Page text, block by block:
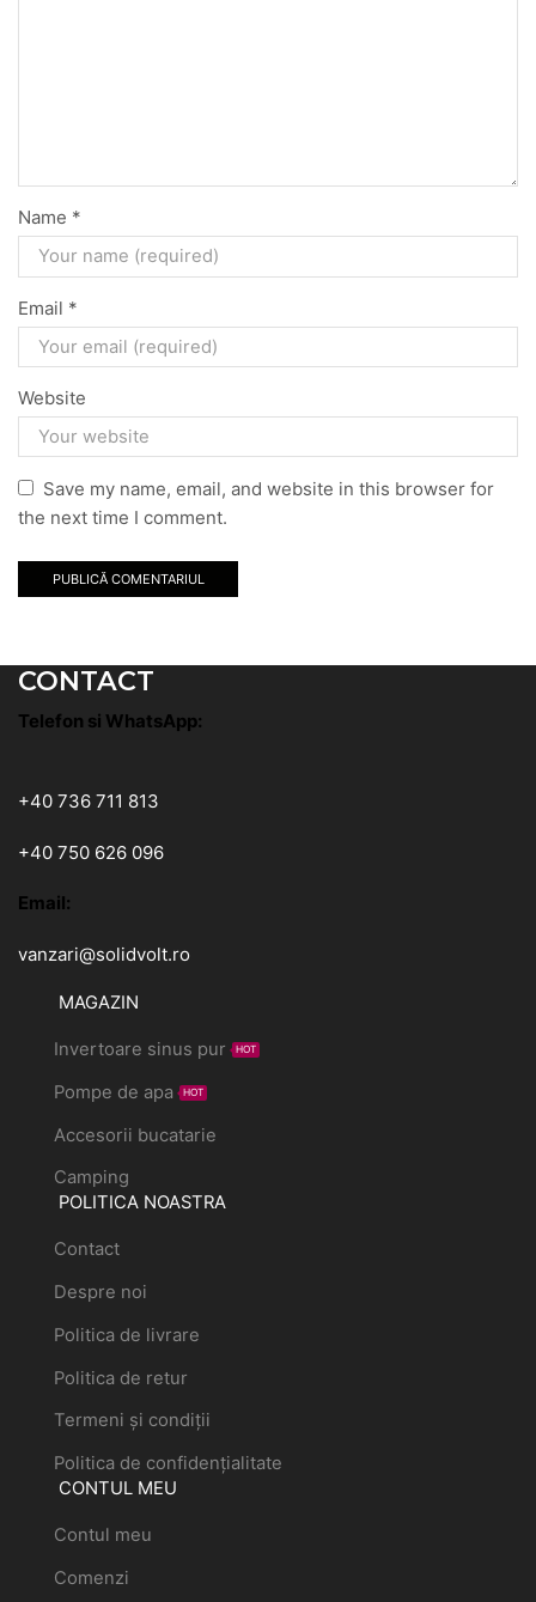
Name *
Email *
Website
Save my name, email, and website in this browser for
the next time I comment.
CONTACT
Telefon si WhatsApp:
+40 736 711 813
+40 750 626 096
Email:
vanzari@solidvolt.ro
MAGAZIN
Invertoare sinus pur HOT
Pompe de apa HOT
Accesorii bucatarie
Camping
POLITICA NOASTRA
Contact
Despre noi
Politica de livrare
Politica de retur
Termeni și condiții
Politica de confidențialitate
CONTUL MEU
Contul meu
Comenzi